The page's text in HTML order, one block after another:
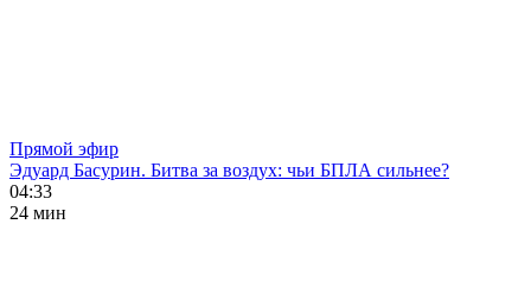
Прямой эфир
Эдуард Басурин. Битва за воздух: чьи БПЛА сильнее?
04:33
24 мин